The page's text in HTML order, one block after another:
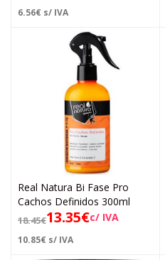
6.56€ s/ IVA
Real Natura Bi Fase Pro
Cachos Definidos 300ml
18.45€13.35€c/ IVA
10.85€ s/ IVA